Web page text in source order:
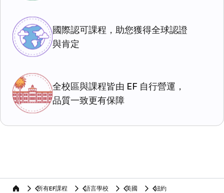
國際認可課程，助您獲得全球認證
與肯定
全校區與課程皆由 EF 自行營運，
品質一致更有保障
所有EF課程 語言學校 美國 紐約